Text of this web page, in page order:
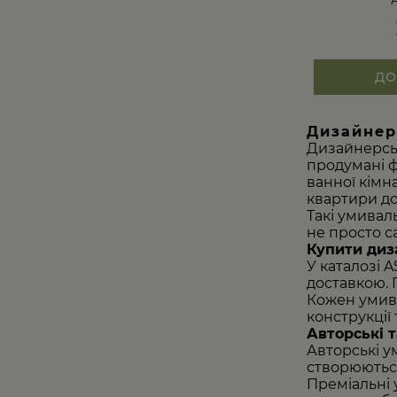
продумані
ванної
квартири
Такі
не просто
Купити
У каталозі
доставкою.
Кожен
Авторські
Авторські
Преміальні